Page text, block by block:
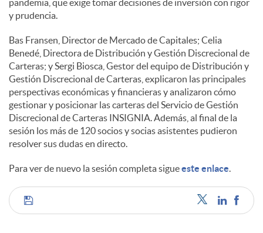
pandemia, que exige tomar decisiones de inversión con rigor
y prudencia.
Bas Fransen, Director de Mercado de Capitales; Celia
Benedé, Directora de Distribución y Gestión Discrecional de
Carteras; y Sergi Biosca, Gestor del equipo de Distribución y
Gestión Discrecional de Carteras, explicaron las principales
perspectivas económicas y financieras y analizaron cómo
gestionar y posicionar las carteras del Servicio de Gestión
Discrecional de Carteras INSIGNIA. Además, al final de la
sesión los más de 120 socios y socias asistentes pudieron
resolver sus dudas en directo.
Para ver de nuevo la sesión completa sigueeste enlace.
C